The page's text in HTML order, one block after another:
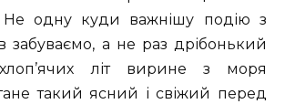
Не одну куди важнішу подію з
забуваємо, а не раз дрібонький
літ вирине з моря
такий ясний і свіжий перед